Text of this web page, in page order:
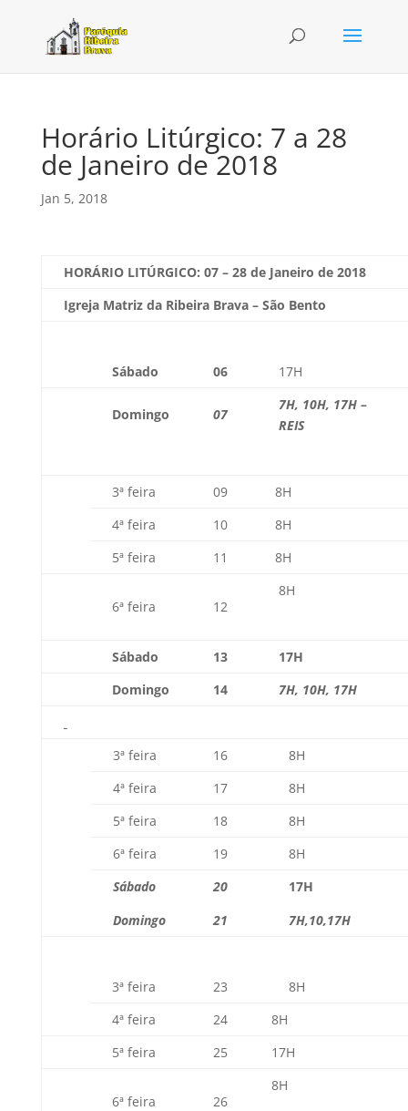
Horário Litúrgico: 7 a 28
de Janeiro de 2018
Jan 5, 2018
HORÁRIO LITÚRGICO: 07 – 28 de Janeiro de 2018
Igreja Matriz da Ribeira Brava – São Bento
Sábado 06 17H
Domingo 07
7H, 10H, 17H –
REIS
3ª feira 09
8H
4ª feira
10
8H
5ª feira
11 8H
6ª feira 12
8H
Sábado 13
17H
Domingo
14 7H, 10H, 17H
3ª feira 16
8H
4ª feira
17
8H
5ª feira
18
8H
6ª feira
19
8H
Sábado
Domingo
20
21
17H
7H,10,17H
3ª feira 23
8H
4ª feira
24
8H
5ª feira
25 17H
6ª feira 26
8H